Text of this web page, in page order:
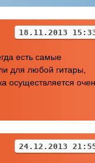
18.11.2013
есть самые
для любой гитары,
осуществляется
24.12.2013